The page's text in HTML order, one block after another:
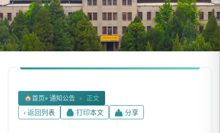
🏠首页» 通知公告 » 正文
‹ 返回列表 🖨 打印本文 📤 分享